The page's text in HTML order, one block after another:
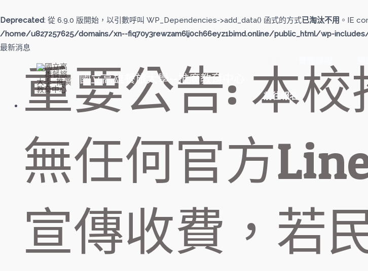
Deprecated: 從 6.9.0 版開始，以引數呼叫 WP_Dependencies->add_data() 函式的方式已淘汰不用 。IE
/home/u827257625/domains/xn--fiq70y3rewzam6lj0ch66eyz1bimd.online/public_html/wp-
至
主
要
國立高雄餐旅大學--推廣教育中心
前往報名
最新消息
重要公告: 本
無任何官方
宣傳收費，若